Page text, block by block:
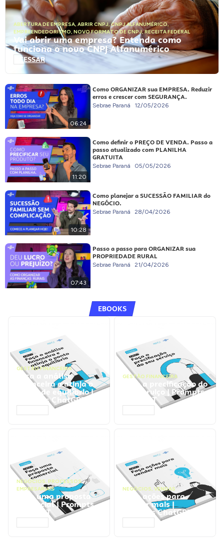
ABERTURA DE EMPRESA, ABRIR CNPJ,CNPJ ALFANUMÉRICO,
EMPREENDEDORISMO, NOVO FORMATO DE CNPJ,RECEITA FEDERAL
Vai abrir uma empresa? Entenda como
funciona o novo CNPJ Alfanumérico
ACESSAR
06:24
Como ORGANIZAR sua EMPRESA. Reduzir
erros e crescer com SEGURANÇA.
Sebrae Paraná 12/05/2026
11:20
Como definir o PREÇO DE VENDA. Passo a
passo atualizado com PLANILHA
GRATUITA
Sebrae Paraná 05/05/2026
10:28
Como planejar a SUCESSÃO FAMILIAR do
NEGÓCIO.
Sebrae Paraná 28/04/2026
07:43
Passo a passo para ORGANIZAR sua
PROPRIEDADE RURAL
Sebrae Paraná 21/04/2026
EBOOKS
GESTÃO FINANCEIRA
Faça a análise
financeira e atinja o
ponto de equilíbrio |
Prompts ChatGPT
GESTÃO FINANCEIRA
Faça a precificação do
seu serviço | Prompts
ChatGPT
NEGÓCIOS, PROCESSOS
EMPRESARIAIS
Faça uma proposta
comercial | Prompts
ChatGPT
NEGÓCIOS, VENDAS
Faça ações para
vender mais |
Prompts ChatGPT